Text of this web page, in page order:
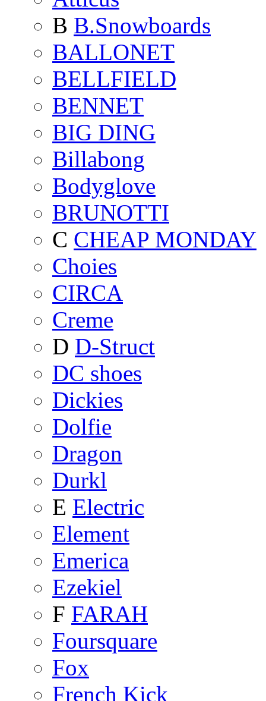
B B.Snowboards
BALLONET
BELLFIELD
BENNET
BIG DING
Billabong
Bodyglove
BRUNOTTI
C CHEAP MONDAY
Choies
CIRCA
Creme
D D-Struct
DC shoes
Dickies
Dolfie
Dragon
Durkl
E Electric
Element
Emerica
Ezekiel
F FARAH
Foursquare
Fox
French Kick